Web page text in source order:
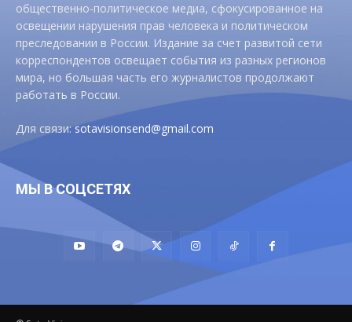
общественно-политическое медиа, сфокусированное на
освещении нарушения прав человека и политическом
преследовании в России. Издание за счет развитой сети
корреспондентов освещает события из разных регионов
мира, но большая часть его журналистов продолжают
работать в России.
Для связи:sotavisionsend@gmail.com
МЫ В СОЦСЕТЯХ